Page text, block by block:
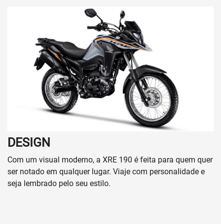
DESIGN
Com um visual moderno, a XRE 190 é feita para quem quer
ser notado em qualquer lugar. Viaje com personalidade e
seja lembrado pelo seu estilo.